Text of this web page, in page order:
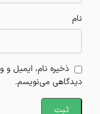
نام
ذخیره نام، ایمیل و
دیدگاهی می‌نویسم.